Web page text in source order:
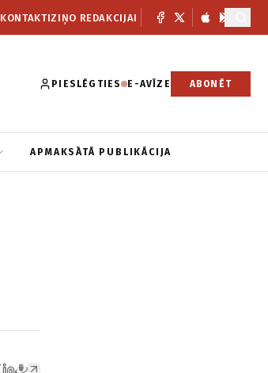
KONTAKTIZIŅO REDAKCIJAI
PIESLĒGTIES E-AVĪZE ABONĒT
APMAKSĀTĀ PUBLIKĀCIJA